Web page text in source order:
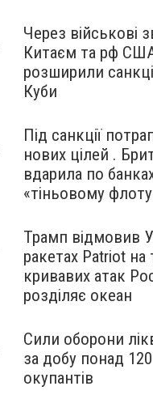
Через військові
Китаєм та рф
розширили
Куби
Під санкції
нових цілей .
вдарила по
«тіньовому
Трамп відмовив
ракетах Patriot на
кривавих атак
розділяє океан
Сили оборони
за добу понад
окупантів